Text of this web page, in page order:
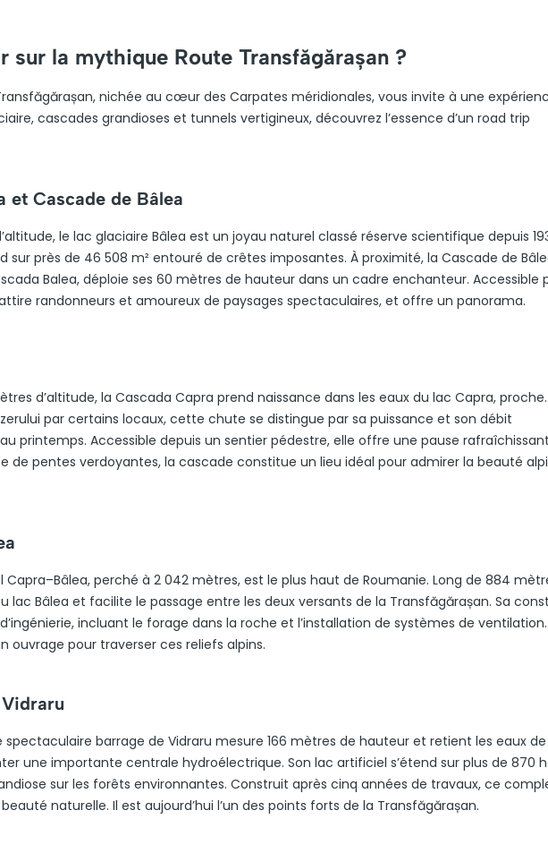
sur la mythique Route Transfăgărașan ?
nichée au cœur des Carpates méridionales, vous invite à une
cascades grandioses et tunnels vertigineux, découvrez l’essence d’un road trip
et Cascade de Bâlea
le lac glaciaire Bâlea est un joyau naturel classé réserve scientifique depuis
sur près de 46 508 m² entouré de crêtes imposantes. À proximité, la Cascade de
Balea, déploie ses 60 mètres de hauteur dans un cadre enchanteur. Accessible
randonneurs et amoureux de paysages spectaculaires, et offre un panorama.
d’altitude, la Cascada Capra prend naissance dans les eaux du lac Capra, proche.
par certains locaux, cette chute se distingue par sa puissance et son débit
printemps. Accessible depuis un sentier pédestre, elle offre une pause
de pentes verdoyantes, la cascade constitue un lieu idéal pour admirer la beauté
Capra–Bâlea, perché à 2 042 mètres, est le plus haut de Roumanie. Long de 884
lac Bâlea et facilite le passage entre les deux versants de la Transfăgărașan. Sa
incluant le forage dans la roche et l’installation de systèmes de ventilation.
ouvrage pour traverser ces reliefs alpins.
spectaculaire barrage de Vidraru mesure 166 mètres de hauteur et retient les eaux de
une importante centrale hydroélectrique. Son lac artificiel s’étend sur plus de 870
sur les forêts environnantes. Construit après cinq années de travaux, ce
naturelle. Il est aujourd’hui l’un des points forts de la Transfăgărașan.